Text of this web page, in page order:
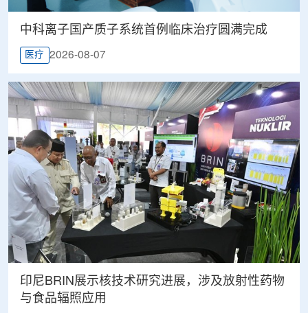
中科离子国产质子系统首例临床治疗圆满完成
医疗 2026-08-07
印尼BRIN展示核技术研究进展，涉及放射性药物
与食品辐照应用